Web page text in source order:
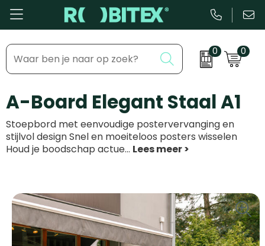
0 0
Bestsellers
Beurs & Event
Kantoor & Schrijfwaren
Eten & Drinkware
Tassen & Reizen
Groei & bloei
Inhaakmomenten
Feestdagen
Zakelijke evenementen
Dag van de ...
A-Board Elegant Staal A1
Stoepbord met eenvoudige postervervanging en
stijlvol design Snel en moeiteloos posters wisselen
Houd je boodschap actue...